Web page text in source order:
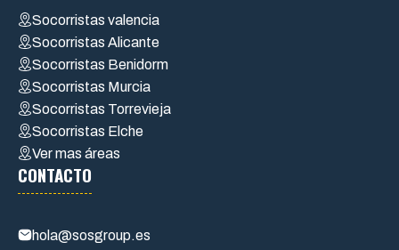
Socorristas valencia
Socorristas Alicante
Socorristas Benidorm
Socorristas Murcia
Socorristas Torrevieja
Socorristas Elche
Ver mas áreas
CONTACTO
hola@sosgroup.es